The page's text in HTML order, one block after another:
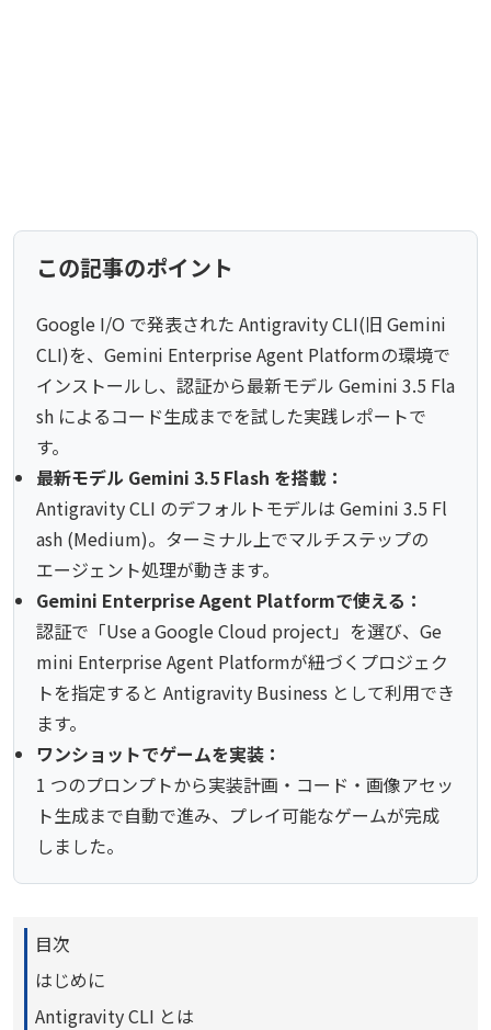
この記事のポイント
Google I/O で発表された Antigravity CLI(旧 Gemini
CLI)を、Gemini Enterprise Agent Platformの環境で
インストールし、認証から最新モデル Gemini 3.5 Fla
sh によるコード生成までを試した実践レポートで
す。
最新モデル Gemini 3.5 Flash を搭載：
Antigravity CLI のデフォルトモデルは Gemini 3.5 Fl
ash (Medium)。ターミナル上でマルチステップの
エージェント処理が動きます。
Gemini Enterprise Agent Platformで使える：
認証で「Use a Google Cloud project」を選び、Ge
mini Enterprise Agent Platformが紐づくプロジェク
トを指定すると Antigravity Business として利用でき
ます。
ワンショットでゲームを実装：
1 つのプロンプトから実装計画・コード・画像アセッ
ト生成まで自動で進み、プレイ可能なゲームが完成
しました。
目次
はじめに
Antigravity CLI とは